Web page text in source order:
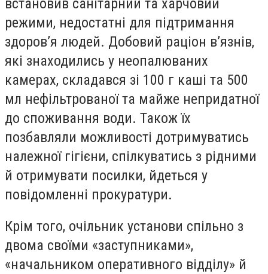
встановив санітарний та харчовий
режими, недостатні для підтримання
здоров’я людей. Добовий раціон в’язнів,
які знаходились у неопалюваних
камерах, складався зі 100 г каші та 500
мл нефільтрованої та майже непридатної
до споживання води. Також їх
позбавляли можливості дотримуватись
належної гігієни, спілкуватись з рідними
й отримувати посилки, йдеться у
повідомленні прокуратури.
Крім того, очільник установи спільно з
двома своїми «заступниками»,
«начальником оперативного відділу» й